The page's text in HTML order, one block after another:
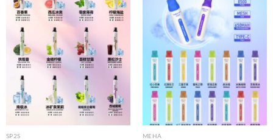
Add to
wishlist
SP2S
Add to
wishlist
MEHA